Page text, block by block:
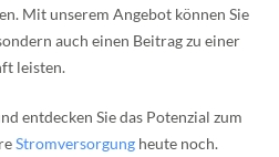
Mit unserem Angebot können Sie
auch einen Beitrag zu einer
leisten.
entdecken Sie das Potenzial zum
Stromversorgung heute noch.